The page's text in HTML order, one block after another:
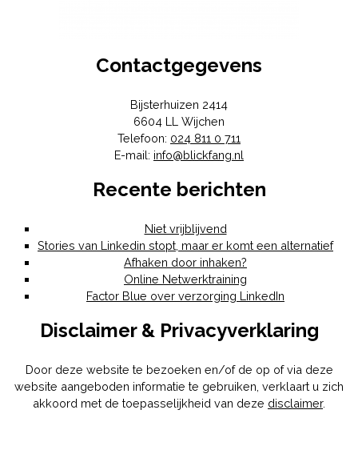
Contactgegevens
Bijsterhuizen 2414
6604 LL Wijchen
Telefoon: 024 811 0 711
E-mail: info@blickfang.nl
Recente berichten
Niet vrijblijvend
Stories van Linkedin stopt, maar er komt een alternatief
Afhaken door inhaken?
Online Netwerktraining
Factor Blue over verzorging LinkedIn
Disclaimer & Privacyverklaring
Door deze website te bezoeken en/of de op of via deze
website aangeboden informatie te gebruiken, verklaart u zich
akkoord met de toepasselijkheid van deze disclaimer.